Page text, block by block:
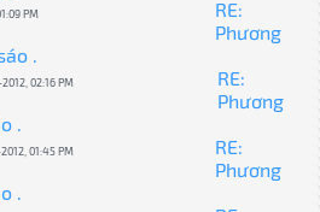
PM
RE:
Phương
.
02:16 PM
RE:
Phương
.
01:45 PM
RE:
Phương
.